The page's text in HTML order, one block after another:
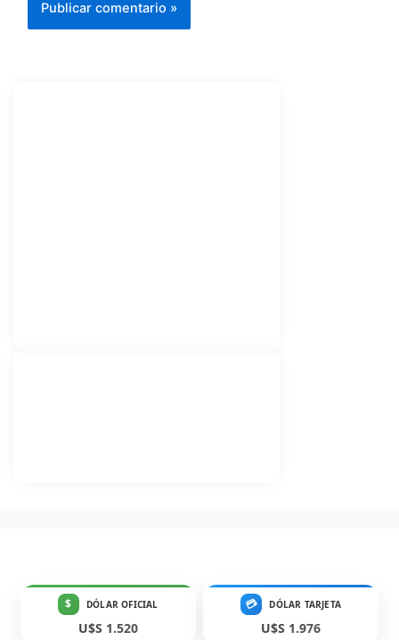
$ DÓLAR OFICIAL
U$S 1.520
💳 DÓLAR TARJETA
U$S 1.976